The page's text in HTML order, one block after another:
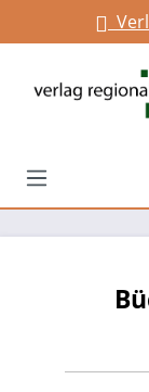
springen